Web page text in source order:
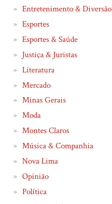
Entretenimento & Diversão
Esportes
Esportes & Saúde
Justiça & Juristas
Literatura
Mercado
Minas Gerais
Moda
Montes Claros
Música & Companhia
Nova Lima
Opinião
Política